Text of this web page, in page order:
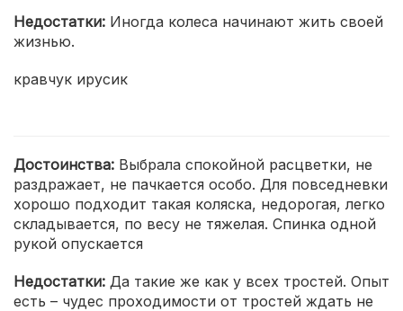
Недостатки: Иногда колеса начинают жить своей
жизнью.
кравчук ирусик
Достоинства: Выбрала спокойной расцветки, не
раздражает, не пачкается особо. Для повседневки
хорошо подходит такая коляска, недорогая, легко
складывается, по весу не тяжелая. Спинка одной
рукой опускается
Недостатки: Да такие же как у всех тростей. Опыт
есть – чудес проходимости от тростей ждать не